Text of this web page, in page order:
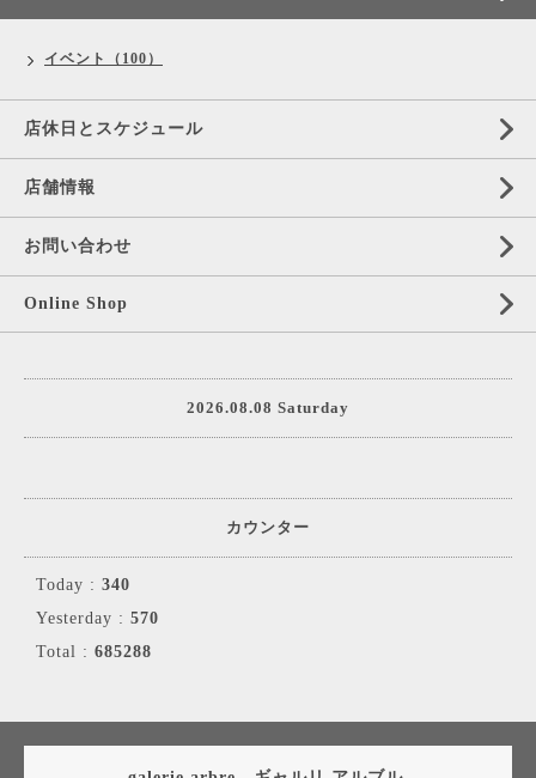
イベント（100）
店休日とスケジュール
店舗情報
お問い合わせ
Online Shop
2026.08.08 Saturday
カウンター
Today : 340
Yesterday : 570
Total : 685288